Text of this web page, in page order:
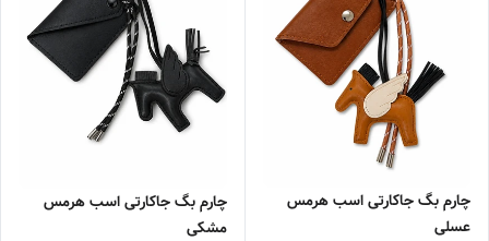
چارم بگ جاکارتی اسب هرمس
عسلی
چارم بگ جاکارتی اسب هرمس
مشکی